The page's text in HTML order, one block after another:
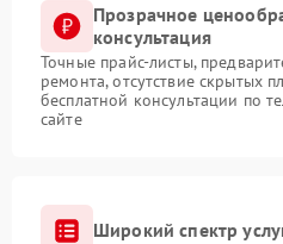
Прозрачное
консультация
Точные прайс-листы,
ремонта, отсутствие скрытых
бесплатной консультации по
сайте
Широкий спектр